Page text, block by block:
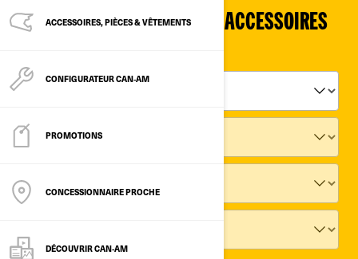
ACCESSOIRES, PIÈCES & VÊTEMENTS
CONFIGURATEUR CAN‑AM
PROMOTIONS
CONCESSIONNAIRE PROCHE
DÉCOUVRIR CAN‑AM
MAGASINEZ DES PIÈCES ET ACCESSOIRES